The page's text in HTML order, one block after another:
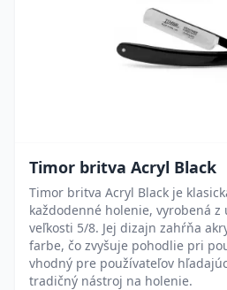
Timor britva Acryl Black
Timor britva Acryl Black je
každodenné holenie, vyrobená z
veľkosti 5/8. Jej dizajn zahŕňa
farbe, čo zvyšuje pohodlie pri
vhodný pre používateľov
tradičný nástroj na holenie.